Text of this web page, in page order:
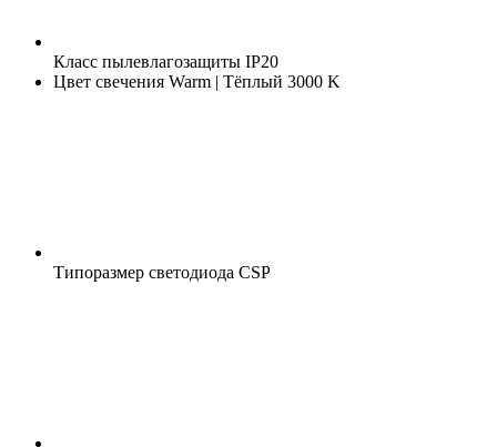
Класс пылевлагозащиты IP20
Цвет свечения Warm | Тёплый 3000 K
Типоразмер светодиода CSP